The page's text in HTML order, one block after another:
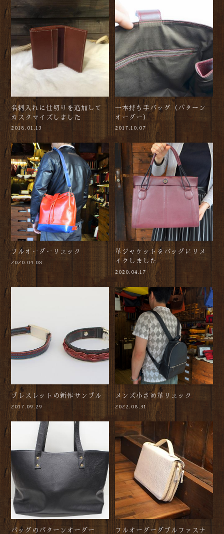
名刺入れに仕切りを追加して
カスタマイズしました
2018.01.13
一本持ち手バッグ（パターン
オーダー）
2017.10.07
フルオーダーリュック
2020.04.08
革ジャケットをバッグにリメ
イクしました
2020.04.17
ブレスレットの新作サンプル
2017.09.29
メンズ小さめ革リュック
2022.08.31
バッグのパターンオーダー
フルオーダーダブルファスナ